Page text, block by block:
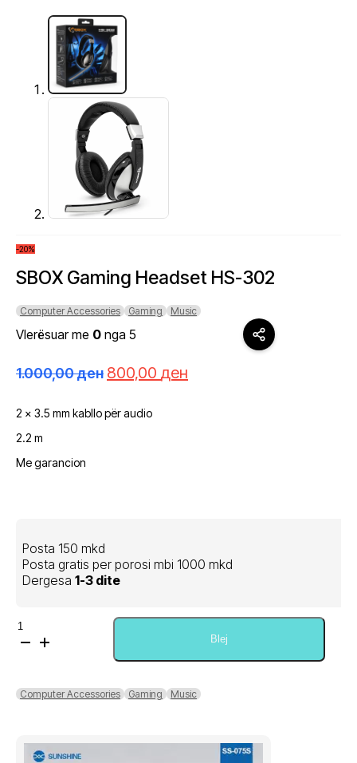
-20%
SBOX Gaming Headset HS-302
Computer Accessories Gaming Music
Vlerësuar me 0 nga 5
1.000,00ден Çmimi
qe:
1.000,00 ден.
800,00 ден
2 x 3.5 mm kabllo për audio
2.2 m
Me garancion
Posta 150 mkd
Posta gratis per porosi mbi 1000 mkd
Dergesa 1-3 dite
Sasi
SBOX
HS-
302
Blej
Computer Accessories Gaming Music